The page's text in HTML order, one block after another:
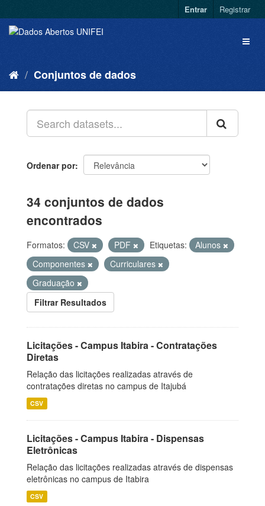
Entrar Registrar
Conjuntos de dados
Ordenar por
34 conjuntos de dados
encontrados
Formatos: CSV PDF Etiquetas:
Alunos
Componentes
Curriculares
Graduação
Filtrar Resultados
Licitações - Campus Itabira - Contratações
Diretas
Relação das licitações realizadas através de
contratações diretas no campus de Itajubá
CSV
Licitações - Campus Itabira - Dispensas
Eletrônicas
Relação das licitações realizadas através de dispensas
eletrônicas no campus de Itabira
CSV